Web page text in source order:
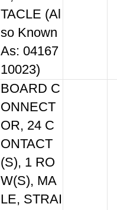
TACLE (Al
so Known
As: 04167
10023)
BOARD C
ONNECT
OR, 24 C
ONTACT
(S), 1 RO
W(S), MA
LE, STRAI